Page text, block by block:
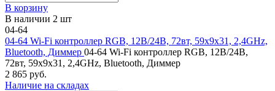
В корзину
В наличии 2 шт
04-64
04-64 Wi-Fi контроллер RGB, 12В/24В, 72вт, 59x9x31, 2,4GHz,
Bluetooth, Диммер 04-64 Wi-Fi контроллер RGB, 12В/24В,
72вт, 59x9x31, 2,4GHz, Bluetooth, Диммер
2 865 руб.
Наличие на складах